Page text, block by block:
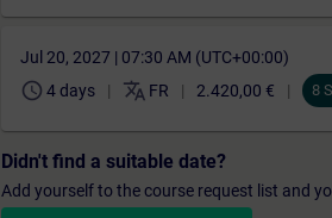
Jul 20, 2027 | 07:30 AM (UTC+00:00)
schedule 4 days translate FR 2.420,00 € 8
Didn't find a suitable date?
Add yourself to the course request list and